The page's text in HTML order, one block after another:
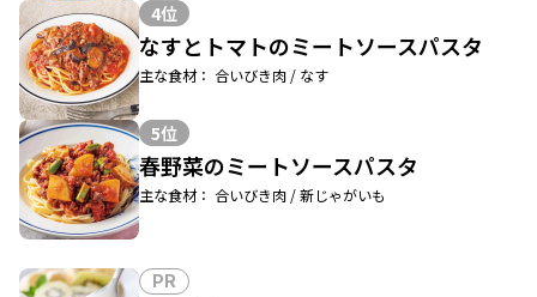
4位
なすとトマトのミートソースパスタ
主な食材： 合いびき肉 / なす
5位
春野菜のミートソースパスタ
主な食材： 合いびき肉 / 新じゃがいも
PR